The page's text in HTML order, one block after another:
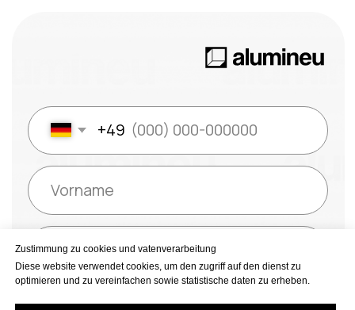
Zustimmung zu cookies und vatenverarbeitung
Diese website verwendet cookies, um den zugriff auf den dienst zu
optimieren und zu vereinfachen sowie statistische daten zu erheben.